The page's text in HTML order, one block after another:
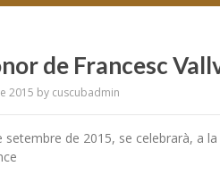
de Francesc
2015 by cuscubadmin
setembre de 2015, se celebrarà, a